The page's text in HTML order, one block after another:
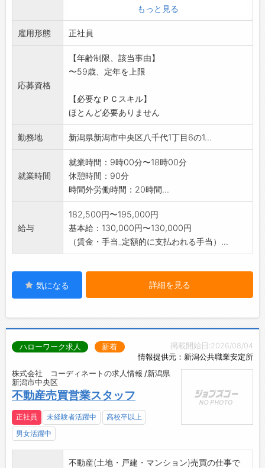
商品陳列、仕入、発注、電話対応など)
・積極的に業務取り組める方、長期間働ける方
を希望しています。
・幅広い年齢の方が活躍している職場です。
・業務上車を使用する機会はありません。
※新潟市内店舗での移動をお願いする場合があ
変更範囲:会社の定める業務(本人希望を考慮)
もっと見る
雇用形態 正社員
応募資格
【年齢制限、該当事由】
〜59歳、定年を上限
【必要なＰＣスキル】
ほとんど必要ありません
勤務地 新潟県新潟市中央区八千代1丁目6の1...
就業時間
就業時間：9時00分〜18時00分
休憩時間：90分
時間外労働時間：20時間...
給与
182,500円〜195,000円
基本給：130,000円〜130,000円
（賃金・手当_定額的に支払われる手当）...
気になる 詳細を見る
掲載開始日:2026/08/04
情報提供元：新潟公共職業安定所
ハローワーク求人 新着
株式会社 コーディネートの求人情報 /新潟県
新潟市中央区
不動産売買営業スタッフ
正社員 未経験者活躍中
高校卒以上
男女活躍中
不動産(土地・戸建・マンション)売買の仕事で